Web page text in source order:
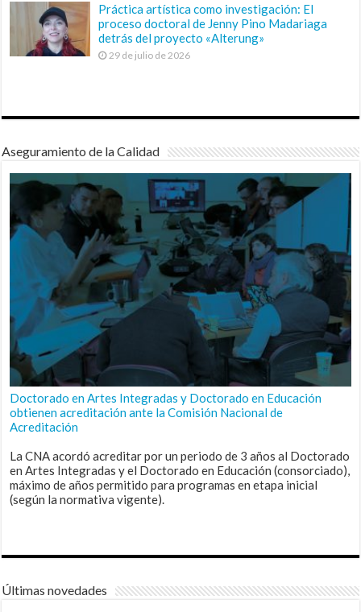
Práctica artística como investigación: El
proceso doctoral de Jenny Pino Madariaga
detrás del proyecto «Alterung»
29 de julio de 2026
Aseguramiento de la Calidad
Doctorado en Artes Integradas y Doctorado en Educación
obtienen acreditación ante la Comisión Nacional de
Acreditación
La CNA acordó acreditar por un periodo de 3 años al Doctorado
en Artes Integradas y el Doctorado en Educación (consorciado),
máximo de años permitido para programas en etapa inicial
(según la normativa vigente).
Últimas novedades